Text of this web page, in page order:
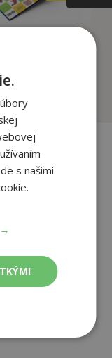
a orgány
Staněk
vyhrať
s našimi